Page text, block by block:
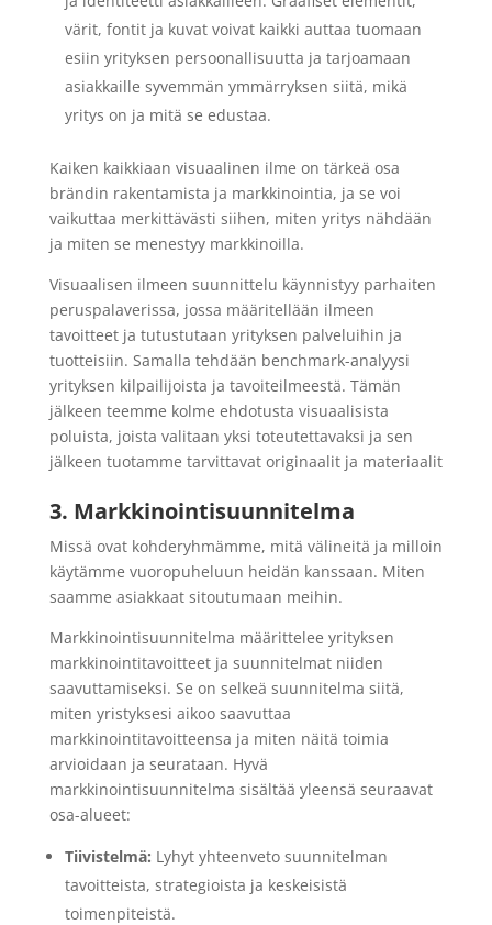
värit, fontit ja kuvat voivat kaikki auttaa tuomaan
esiin yrityksen persoonallisuutta ja tarjoamaan
asiakkaille syvemmän ymmärryksen siitä, mikä
yritys on ja mitä se edustaa.
Kaiken kaikkiaan visuaalinen ilme on tärkeä osa
brändin rakentamista ja markkinointia, ja se voi
vaikuttaa merkittävästi siihen, miten yritys nähdään
ja miten se menestyy markkinoilla.
Visuaalisen ilmeen suunnittelu käynnistyy parhaiten
peruspalaverissa, jossa määritellään ilmeen
tavoitteet ja tutustutaan yrityksen palveluihin ja
tuotteisiin. Samalla tehdään benchmark-analyysi
yrityksen kilpailijoista ja tavoiteilmeestä. Tämän
jälkeen teemme kolme ehdotusta visuaalisista
poluista, joista valitaan yksi toteutettavaksi ja sen
jälkeen tuotamme tarvittavat originaalit ja materiaalit
3. Markkinointisuunnitelma
Missä ovat kohderyhmämme, mitä välineitä ja milloin
käytämme vuoropuheluun heidän kanssaan. Miten
saamme asiakkaat sitoutumaan meihin.
Markkinointisuunnitelma määrittelee yrityksen
markkinointitavoitteet ja suunnitelmat niiden
saavuttamiseksi. Se on selkeä suunnitelma siitä,
miten yristyksesi aikoo saavuttaa
markkinointitavoitteensa ja miten näitä toimia
arvioidaan ja seurataan. Hyvä
markkinointisuunnitelma sisältää yleensä seuraavat
osa-alueet:
Tiivistelmä: Lyhyt yhteenveto suunnitelman
tavoitteista, strategioista ja keskeisistä
toimenpiteistä.